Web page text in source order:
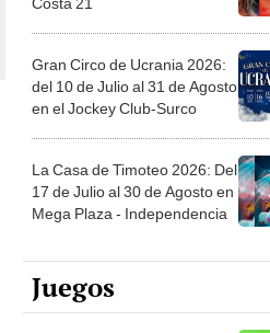
Gran Circo de Ucrania 2026:
del 10 de Julio al 31 de Agosto
en el Jockey Club-Surco
La Casa de Timoteo 2026: Del
17 de Julio al 30 de Agosto en
Mega Plaza - Independencia
Juegos